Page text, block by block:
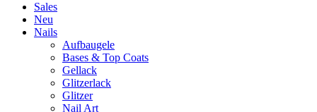
Sales
Neu
Nails
Aufbaugele
Bases & Top Coats
Gellack
Glitzerlack
Glitzer
Nail Art